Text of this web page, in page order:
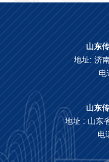
山东
地址: 济
电
山东
地址 : 山东
电